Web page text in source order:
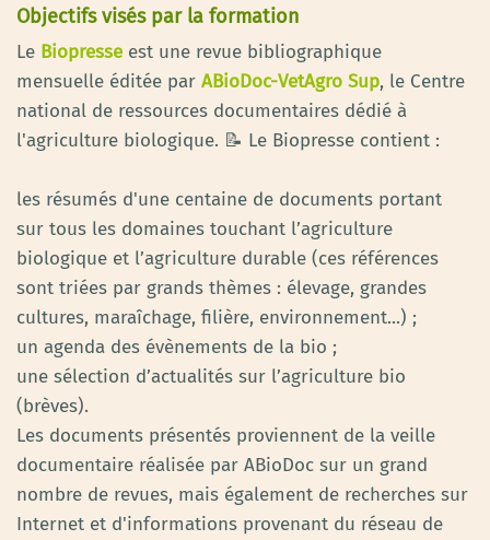
Objectifs visés par la formation
Le Biopresse est une revue bibliographique
mensuelle éditée par ABioDoc-VetAgro Sup, le Centre
national de ressources documentaires dédié à
l'agriculture biologique. 📝 Le Biopresse contient :
les résumés d'une centaine de documents portant
sur tous les domaines touchant l’agriculture
biologique et l’agriculture durable (ces références
sont triées par grands thèmes : élevage, grandes
cultures, maraîchage, filière, environnement...) ;
un agenda des évènements de la bio ;
une sélection d’actualités sur l’agriculture bio
(brèves).
Les documents présentés proviennent de la veille
documentaire réalisée par ABioDoc sur un grand
nombre de revues, mais également de recherches sur
Internet et d'informations provenant du réseau de